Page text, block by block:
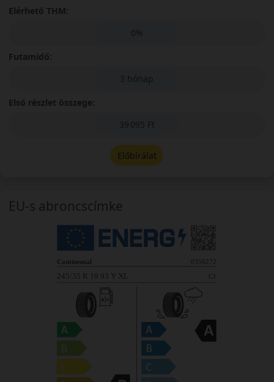
Elérhető THM:
0%
Futamidő:
3 hónap
Első részlet összege:
39 095 Ft
Előbírálat
EU-s abroncscímke